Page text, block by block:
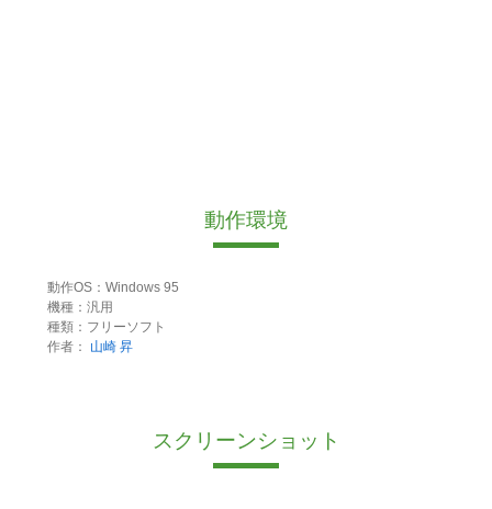
動作環境
動作OS：Windows 95
機種：汎用
種類：フリーソフト
作者：
山崎 昇
スクリーンショット